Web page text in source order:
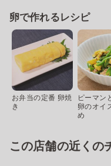
卵で作れるレシピ
お弁当の定番 卵焼
き
ピーマン
卵のオイ
め
この店舗の近くの